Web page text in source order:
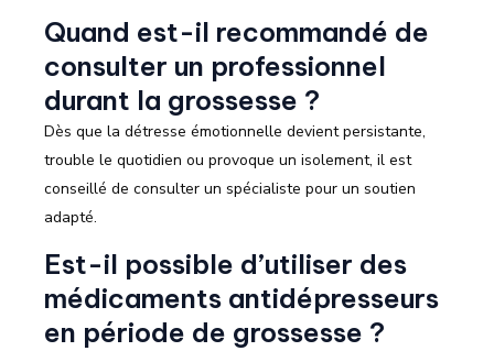
Quand est-il recommandé de
consulter un professionnel
durant la grossesse ?
Dès que la détresse émotionnelle devient persistante,
trouble le quotidien ou provoque un isolement, il est
conseillé de consulter un spécialiste pour un soutien
adapté.
Est-il possible d’utiliser des
médicaments antidépresseurs
en période de grossesse ?